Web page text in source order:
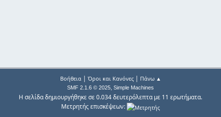
Βοήθεια| Όροι και Κανόνες| Πάνω ▲
SMF 2.1.6 © 2025, Simple Machines
Η σελίδα δημιουργήθηκε σε 0.034 δευτερόλεπτα με 11 ερωτήματα.
Μετρητής επισκέψεων: